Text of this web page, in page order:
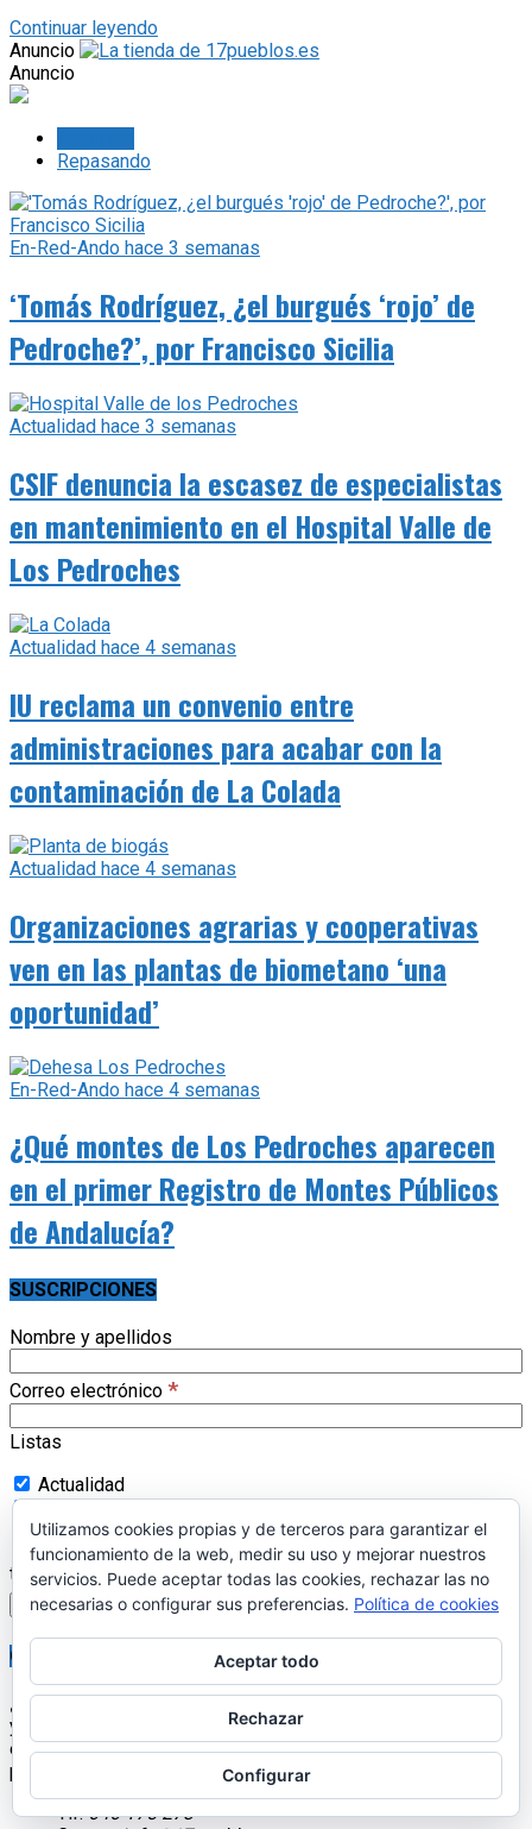
Continuar leyendo
Anuncio
Anuncio
Repasando
En-Red-Ando hace 3 semanas
‘Tomás Rodríguez, ¿el burgués ‘rojo’ de
Pedroche?’, por Francisco Sicilia
Actualidad hace 3 semanas
CSIF denuncia la escasez de especialistas
en mantenimiento en el Hospital Valle de
Los Pedroches
Actualidad hace 4 semanas
IU reclama un convenio entre
administraciones para acabar con la
contaminación de La Colada
Actualidad hace 4 semanas
Organizaciones agrarias y cooperativas
ven en las plantas de biometano ‘una
oportunidad’
En-Red-Ando hace 4 semanas
¿Qué montes de Los Pedroches aparecen
en el primer Registro de Montes Públicos
de Andalucía?
SUSCRIPCIONES
Nombre y apellidos
Correo electrónico *
Listas
Actualidad
Estoy de acuerdo con la política de privacidad y los
términos. ( enlace)
CONTACTAR
¿Quieres ponerte en contacto con nosotros?
Escríbenos
y contestaremos lo más rápido posible. También nos puedes
enviar un Whatsapp y lo atenderemos en cuanto nos sea
posible.
Tlf:646 175 273
Utilizamos cookies propias y de terceros para garantizar el
funcionamiento de la web, medir su uso y mejorar nuestros
servicios. Puede aceptar todas las cookies, rechazar las no
necesarias o configurar sus preferencias. Política de cookies
Aceptar todo
Rechazar
Configurar